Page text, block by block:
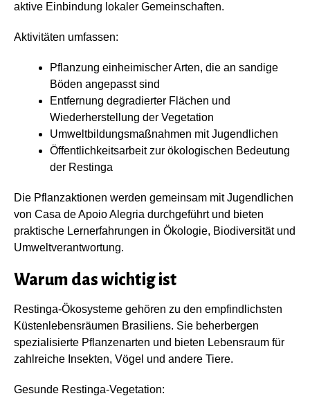
aktive Einbindung lokaler Gemeinschaften.
Aktivitäten umfassen:
Pflanzung einheimischer Arten, die an sandige
Böden angepasst sind
Entfernung degradierter Flächen und
Wiederherstellung der Vegetation
Umweltbildungsmaßnahmen mit Jugendlichen
Öffentlichkeitsarbeit zur ökologischen Bedeutung
der Restinga
Die Pflanzaktionen werden gemeinsam mit Jugendlichen
von Casa de Apoio Alegria durchgeführt und bieten
praktische Lernerfahrungen in Ökologie, Biodiversität und
Umweltverantwortung.
Warum das wichtig ist
Restinga-Ökosysteme gehören zu den empfindlichsten
Küstenlebensräumen Brasiliens. Sie beherbergen
spezialisierte Pflanzenarten und bieten Lebensraum für
zahlreiche Insekten, Vögel und andere Tiere.
Gesunde Restinga-Vegetation: